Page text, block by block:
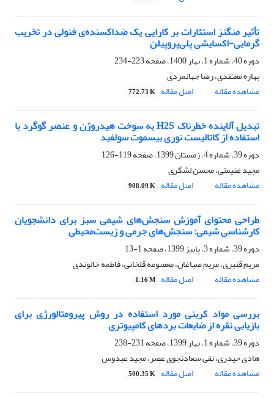
تأثیر منگنز استئارات بر کارایی یک ضداکسنده‌ی فنولی در تخریب
گرمایی-اکسایشی پلی‌پروپیلن
دوره 40، شماره 1، بهار 1400، صفحه
223-234
بهاره معتقدی، رضا جهانمردی
مشاهده مقاله
اصل مقاله 772.73 K
تبدیل آلاینده خطرناک H2S به سوخت هیدروژن و عنصر گوگرد با
استفاده از کاتالیست نوری بیسموت سولفید
دوره 39، شماره 4، زمستان 1399، صفحه
119-126
مجید غنیمتی، محسن لشگری
مشاهده مقاله
اصل مقاله 908.09 K
طراحی محتوای آموزش سنجش‌های شیمی سبز برای دانشجویان
کارشناسی شیمی: سنجش‌های جرمی و زیست‌محیطی
دوره 39، شماره 3، پاییز 1399، صفحه
1-13
مریم قنبری، مریم صباغان، معصومه قلخانی، فاطمه خالوندی
مشاهده مقاله
اصل مقاله 1.16 M
بررسی مواد کربنی مورد استفاده در روش پیرومتالورژی برای
بازیابی نقره از ضایعات بردهای کامپیوتری
دوره 39، شماره 1، بهار 1399، صفحه
231-238
هادی حیدری، نقی سعادتجوی عصر، مجید عبدوس
مشاهده مقاله
اصل مقاله 500.35 K